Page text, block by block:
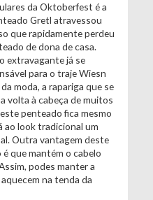
da Oktoberfest é a
Gretl atravessou
que rapidamente perdeu
de dona de casa.
extravagante já se
para o traje Wiesn
moda, a rapariga que se
volta à cabeça de muitos
penteado fica mesmo
ao look tradicional um
Outra vantagem deste
que mantém o cabelo
podes manter a
na tenda da